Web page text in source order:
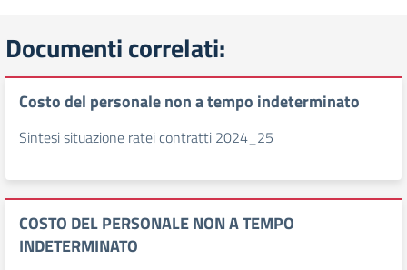
Documenti correlati:
Costo del personale non a tempo indeterminato
Sintesi situazione ratei contratti 2024_25
COSTO DEL PERSONALE NON A TEMPO
INDETERMINATO